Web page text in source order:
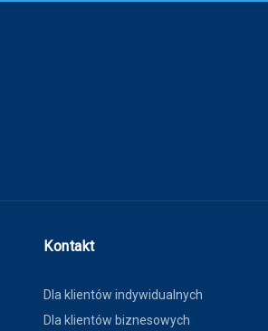
Kontakt
Dla klientów indywidualnych
Dla klientów biznesowych